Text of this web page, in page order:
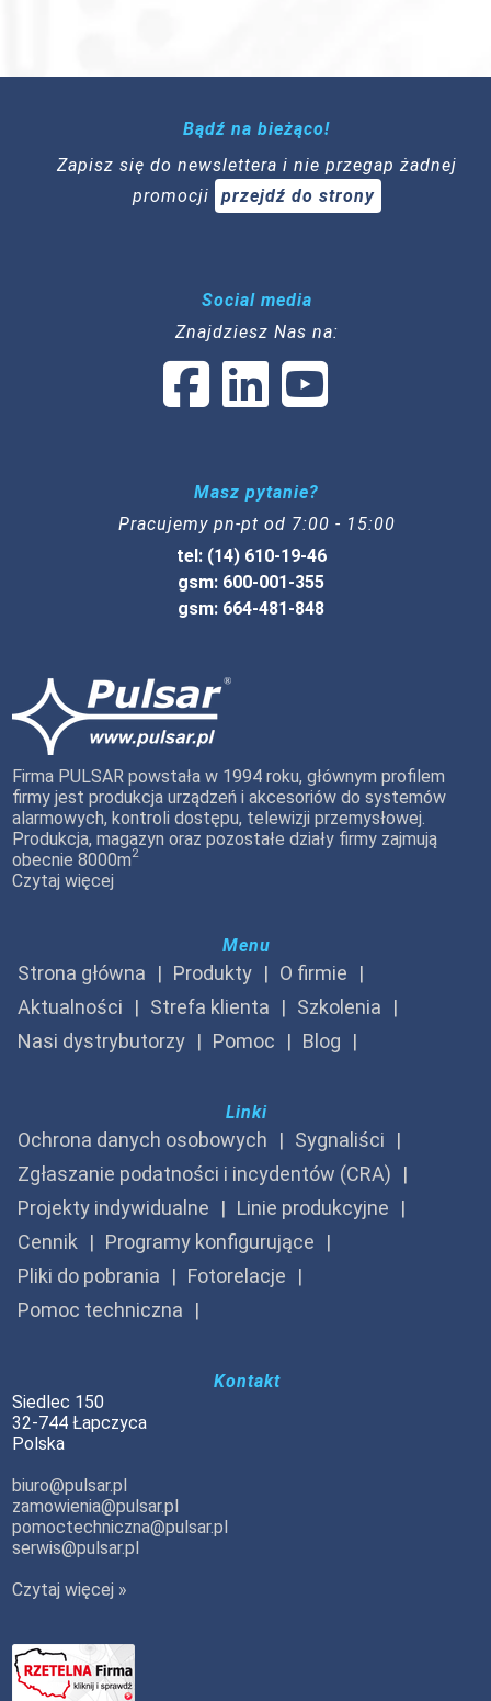
Bądź na bieżąco!
Zapisz się do newslettera i nie przegap żadnej
promocji
przejdź do strony
Social media
Znajdziesz Nas na:
Masz pytanie?
Pracujemy pn-pt od 7:00 - 15:00
tel: (14) 610-19-46
gsm: 600-001-355
gsm: 664-481-848
Firma PULSAR powstała w 1994 roku, głównym profilem
firmy jest produkcja urządzeń i akcesoriów do systemów
alarmowych, kontroli dostępu, telewizji przemysłowej.
Produkcja, magazyn oraz pozostałe działy firmy zajmują
obecnie 8000m2
Czytaj więcej
Menu
Strona główna Produkty
O firmie
Aktualności
Strefa klienta
Szkolenia
Nasi dystrybutorzy
Pomoc Blog
Linki
Ochrona danych osobowych
Sygnaliści
Zgłaszanie podatności i incydentów (CRA)
Projekty indywidualne
Linie produkcyjne
Cennik
Programy konfigurujące
Pliki do pobrania
Fotorelacje
Pomoc techniczna
Kontakt
Siedlec 150
32-744 Łapczyca
Polska
biuro@pulsar.pl
zamowienia@pulsar.pl
pomoctechniczna@pulsar.pl
serwis@pulsar.pl
Czytaj więcej »